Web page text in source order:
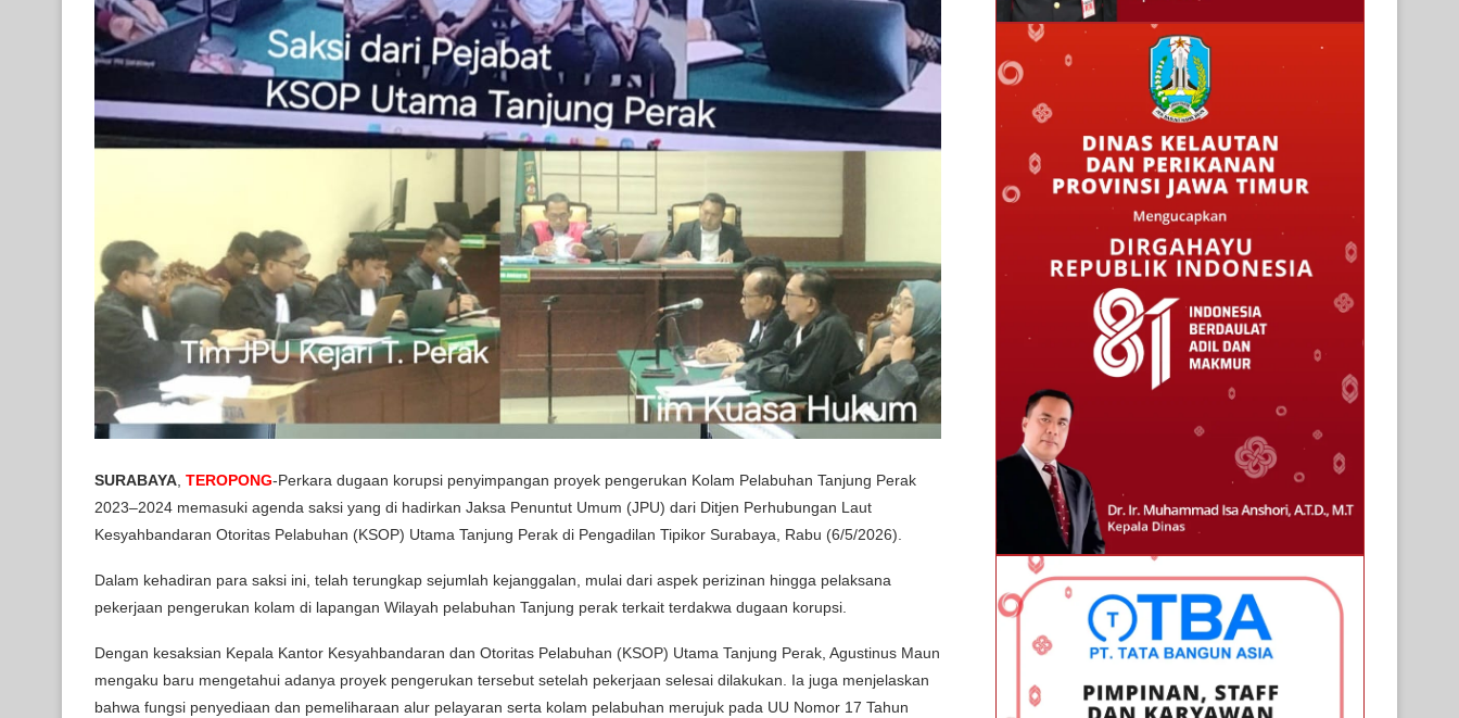
SURABAYA TEROPONG-Perkara dugaan korupsi penyimpangan proyek pengerukan Kolam Pelabuhan Tanjung Perak
2023–2024 memasuki agenda saksi yang di hadirkan Jaksa Penuntut Umum (JPU) dari Ditjen Perhubungan Laut
Kesyahbandaran Otoritas Pelabuhan (KSOP) Utama Tanjung Perak di Pengadilan Tipikor Surabaya, Rabu (6/5/2026).
Dalam kehadiran para saksi ini, telah terungkap sejumlah kejanggalan, mulai dari aspek perizinan hingga pelaksana
pekerjaan pengerukan kolam di lapangan Wilayah pelabuhan Tanjung perak terkait terdakwa dugaan korupsi.
Dengan kesaksian Kepala Kantor Kesyahbandaran dan Otoritas Pelabuhan (KSOP) Utama Tanjung Perak, Agustinus Maun
mengaku baru mengetahui adanya proyek pengerukan tersebut setelah pekerjaan selesai dilakukan. Ia juga menjelaskan
bahwa fungsi penyediaan dan pemeliharaan alur pelayaran serta kolam pelabuhan merujuk pada UU Nomor 17 Tahun